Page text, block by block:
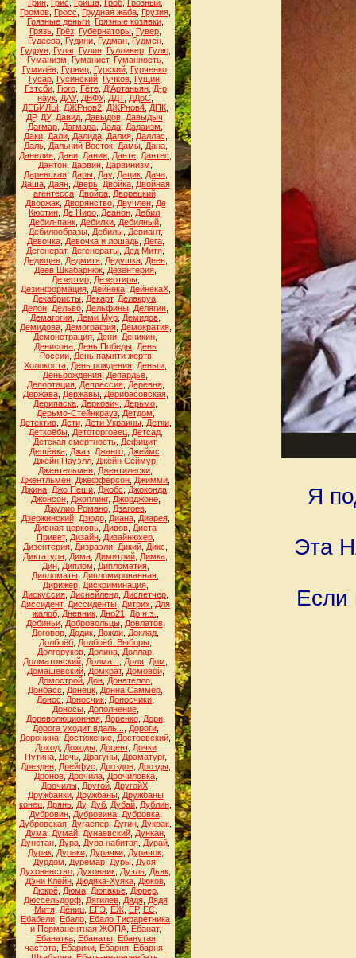
Грин Грис Гриша Гроб Грозный
Громов Гросс Грудная жаба Грузия
Грязные деньги Грязные козявки
Грязь Грёз Губернаторы Гувер
Гудеева, Гудини, Гудман, Гудмен,
Гудрун, Гулаг, Гулин, Гулливер, Гулю,
Гуманизм
Гуманист, Гуманность
Гумилёв, Гурвиц, Гурский, Гурченко,
Гусар Гусинский Гучков Гущин
Гэтсби, Гюго, Гёте, Д'Артаньян, Д-р
наук ДАУ, ДВФУ, ДДТ, ДДоС
ДЕБИЛЫ
ДЖРнов2 ДЖРнов4 ДПК
ДР, ДУ, Давид, Давыдов, Давыдыч
Дагмар Дагмара Дада Дадаизм
Даки, Дали, Далида, Далия, Даллас
Даль, Дальний Восток, Дамы, Дана,
Данелия Дани Дания Данте Дантес
Дантон Дарвин Дарвинизм
Даревская, Дары, Дау, Дацик, Дача,
Даша, Даян, Дверь, Двойка, Двойная
агентесса, Двойра, Дворецкий,
Дворжак, Дворянство, Двучлен, Де
Кюстин Де Ниро Деанон Дебил
Дебил-панк Дебилки Дебилный
Дебилообразы, Дебилы, Девиант,
Девочка, Девочка и лошадь, Дега,
Дегенерат, Дегенераты Дед Митя
Дедищев, Дедмитя, Дедушка, Деев,
Деев Шкабарнюк Дезентерия
Дезертир, Дезертиры,
Дезинформация, Дейнека, ДейнекаХ,
Декабристы Декарт, Делакруа
Делон Дельво Дельфины Делягин
Демагогия Деми Мур Демидов
Демидова, Демография, Демократия,
Демонстрация Дени Деникин
Денисова День Победы День
России, День памяти жертв
Холокоста День рождения Деньги
Деньрождения Депардье
Депортация, Депрессия, Деревня,
Держава, Державы, Дерибасовская,
Дерипаска Деркович Дерьмо
Дерьмо-Стейнкрауз, Детдом
Детектив, Дети, Дети Украины, Детки,
Деткоёбы, Детоторговец, Детсад,
Детская смертность, Дефицит,
Дешёвка, Джаз, Джанго, Джеймс
Джейн Пауэлл, Джейн Сеймур,
Джентельмен Джентилески
Джентльмен Джефферсон Джимми
Джина Джо Пеши Джобс Джоконда
Джонсон, Джоплинг, Джорджоне,
Джулио Романо, Дзагоев,
Дзержинский, Дзюдо, Диана, Диарея,
Дивная церковь Дивов Диета
Привет, Дизайн, Дизайнюхер,
Дизентерия Дизраэли Дикий Дикс
Диктатура Дима Димитрий Димка
Дин, Диплом Дипломатия,
Дипломаты Дипломированная
Дирижёр, Дискриминация,
Дискуссия Диснейленд Диспетчер
Диссидент, Диссиденты Дитрих
Для
жалоб, Дневник, Дно21 До н.э.
Добиньи, Добровольцы, Довлатов,
Договор Додик Дожди Доклад
Долбоёб Долбоёб. Выборы
Долгоруков, Долина, Доллар,
Долматовский Долматт, Доля Дом
Домашевский, Домкрат, Домовой,
Домострой Дон Донателло
Донбасс
Донецк Донна Саммер
Донос
Доносчик Доносчики
Доносы, Дополнение,
Дореволюционная, Доренко, Дорн,
Дорога уходит вдаль...
Дороги,
Доронина Достижение Достоевский
Доход, Доходы, Доцент, Дочки
Путина, Дочь, Драгуны, Драматург,
Дрезден, Дрейфус Дроздов, Дрозды,
Дронов, Дрочила, Дрочиловка,
Дрочилы, Другой, ДругойХ,
Дружбанки, Дружбаны, Дружбаны
конец Дрянь Ду, Дуб Дубай Дублин
Дубровин, Дубровина, Дубровка,
Дубровская Дугаспер Дугин Дукрак
Дума, Думай, Дунаевский, Дункан,
Дунстан Дура Дура набитая Дурай
Дурак, Дураки, Дурачки, Дурачок,
Дурдом
Дуремар, Дуры, Дуся,
Духовенство Духовник Дуэль Дьяк
Дэни Клейн, Дюдяка-Хуяка, Дюков,
Дюкрё, Дюма, Дюпакье, Дюрер,
Дюссельдорф, Дягилев, Дядя, Дядя
Митя, Дёниц, ЕГЭ, ЕЖ, ЕР, ЕС,
Ебабели Ебало Ебало Тифаретника
и Перманентная ЖОПА, Ебанат,
Ебанатка, Ебанаты, Ебанутая
частота Ебарики Ебарня Ебарня-
Я
Эта
Если